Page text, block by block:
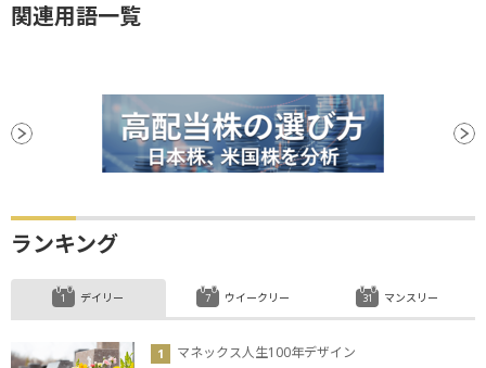
関連用語一覧
ランキング
デイリー
マネックス人生100年デザイン
ウイークリー マンスリー